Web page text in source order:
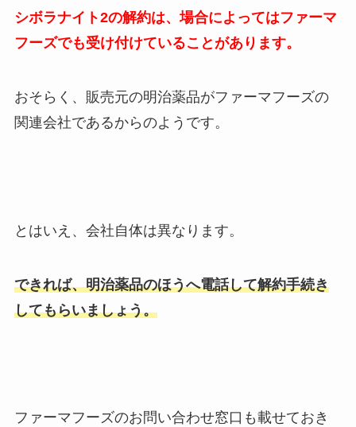
シボラナイト2の解約は、場合によってはファーマ
フーズでも受け付けていることがあります。
おそらく、販売元の明治薬品がファーマフーズの
関連会社であるからのようです。
とはいえ、会社自体は異なります。
できれば、明治薬品のほうへ電話して解約手続き
してもらいましょう。
ファーマフーズのお問い合わせ窓口も載せておき